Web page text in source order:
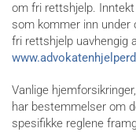
om fri rettshjelp.
som kommer inn under
fri rettshjelp uavhengig
Vanlige
har bestemmelser om
spesifikke reglene